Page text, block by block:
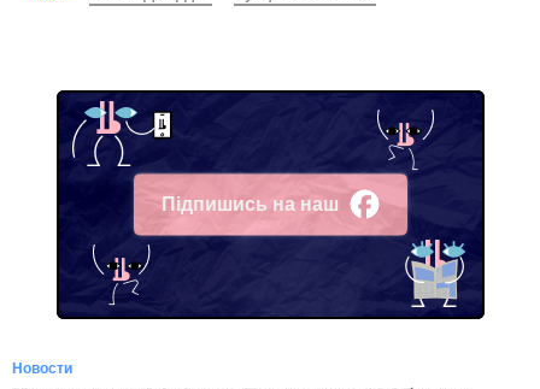
Підпишись на наш
Facebook
Новости